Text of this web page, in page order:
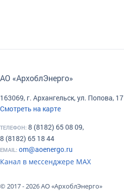
АО «АрхоблЭнерго»
163069, г. Архангельск, ул. Попова, 17
Смотреть на карте
ТЕЛЕФОН: 8 (8182) 65 08 09,
8 (8182) 65 18 44
EMAIL: om@aoenergo.ru
© 2017 - 2026 АО «АрхоблЭнерго»
Канал в мессенджере МАХ